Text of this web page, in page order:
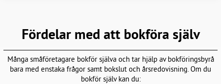
Fördelar med att bokföra själv
Många småföretagare bokför själva och tar hjälp av bokföringsbyrå
bara med enstaka frågor samt bokslut och årsredovisning. Om du
bokför själv kan du: